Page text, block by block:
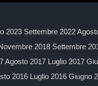
Settembre 2022
2018 Settembre
2017 Luglio 2017
2016 Luglio 2016